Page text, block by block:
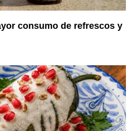
consumo de refrescos y